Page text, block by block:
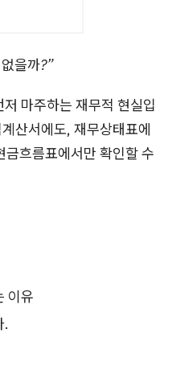
을까?”
마주하는 재무적 현실입
산서에도, 재무상태표에
흐름표에서만 확인할 수
이유
.